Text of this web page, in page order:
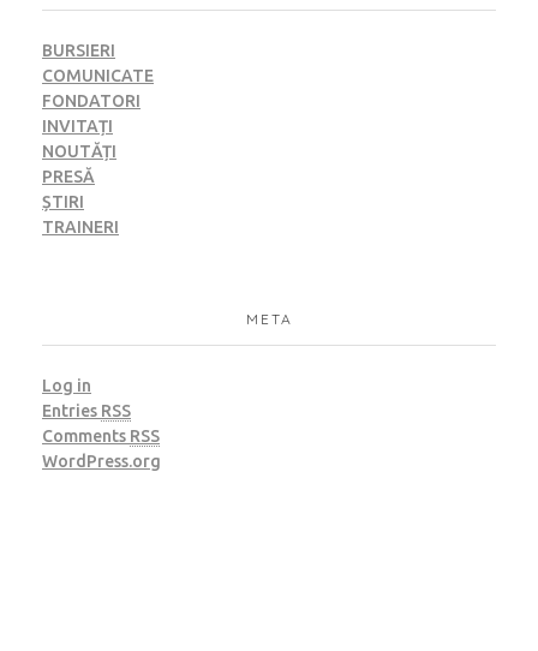
BURSIERI
COMUNICATE
FONDATORI
INVITAȚI
NOUTĂȚI
PRESĂ
ȘTIRI
TRAINERI
META
Log in
Entries RSS
Comments RSS
WordPress.org